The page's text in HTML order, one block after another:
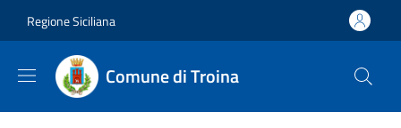
Regione Siciliana
Comune di Troina